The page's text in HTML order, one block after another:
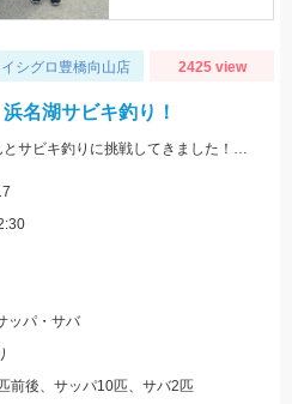
イシグロ豊橋向山店 2425 view
名湖サビキ釣り！
今回釣りが初めてのパートナーさんとサビキ釣りに挑戦してきました！簡単で大漁で大満足！
ッパ・サバ
前後、サッパ10匹、サバ2匹